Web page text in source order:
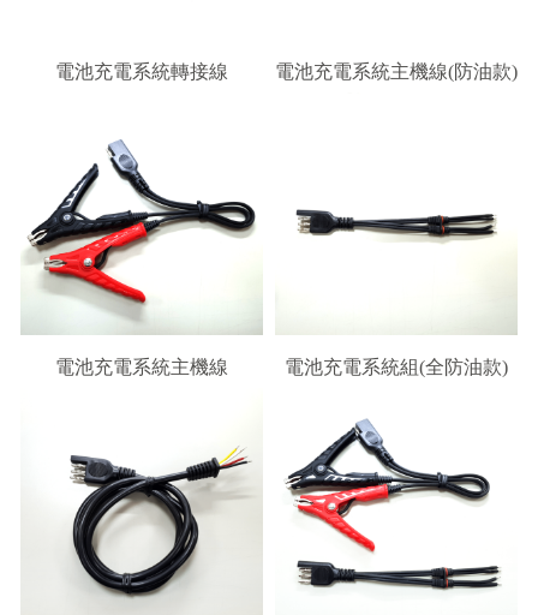
電池充電系統轉接線 電池充電系統主機線(防油款)
電池充電系統主機線 電池充電系統組(全防油款)